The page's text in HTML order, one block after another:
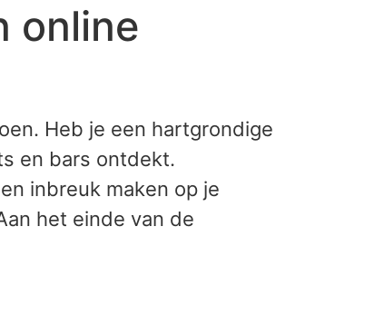
online
Heb je een hartgrondige
en bars ontdekt.
inbreuk maken op je
het einde van de